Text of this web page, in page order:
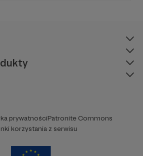
prywatnościPatronite Commons
korzystania z serwisu